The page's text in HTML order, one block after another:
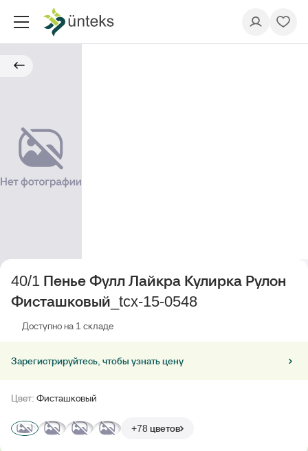
40/1 Пенье Фулл Лайкра Кулирка Рулон
Фисташковый_tcx-15-0548
Доступно на 1 складе
Зарегистрируйтесь, чтобы узнать цену
Цвет: Фисташковый
+78 цветов